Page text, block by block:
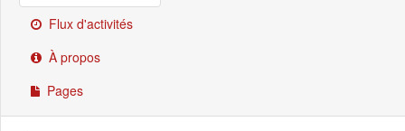
Demandes
À propos
Flux d'activités
À propos
Pages